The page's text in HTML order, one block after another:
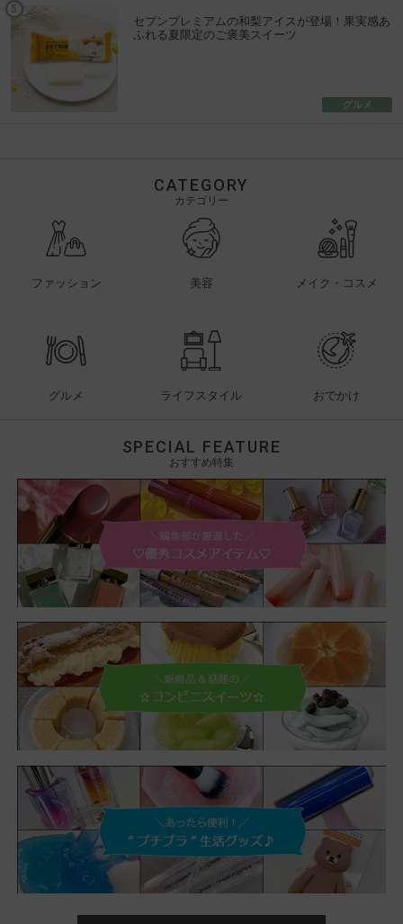
セブンプレミアムの和梨アイスが登場！果実感あ
ふれる夏限定のご褒美スイーツ
グルメ
CATEGORY
カテゴリー
ファッション 美容 メイク・コスメ
グルメ ライフスタイル おでかけ
SPECIAL FEATURE
おすすめ特集